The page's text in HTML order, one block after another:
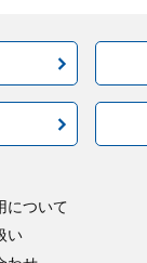
について
い